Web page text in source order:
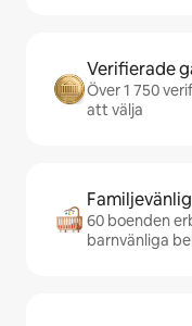
Verifierade
Över 1 750
att välja
60 boenden
barnvänliga